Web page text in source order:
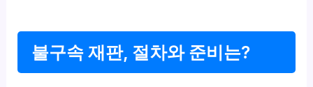
불구속 재판, 절차와 준비는?